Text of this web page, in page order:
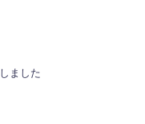
ました